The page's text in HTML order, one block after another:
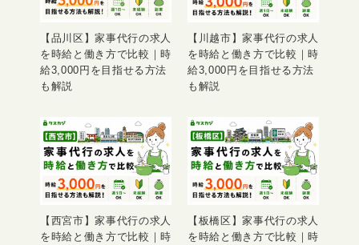
【品川区】家事代行の求人
を時給と働き方で比較｜時
給3,000円を目指せる方法
も解説
【川越市】家事代行の求人
を時給と働き方で比較｜時
給3,000円を目指せる方法
も解説
【西宮市】家事代行の求人
を時給と働き方で比較｜時
【板橋区】家事代行の求人
を時給と働き方で比較｜時